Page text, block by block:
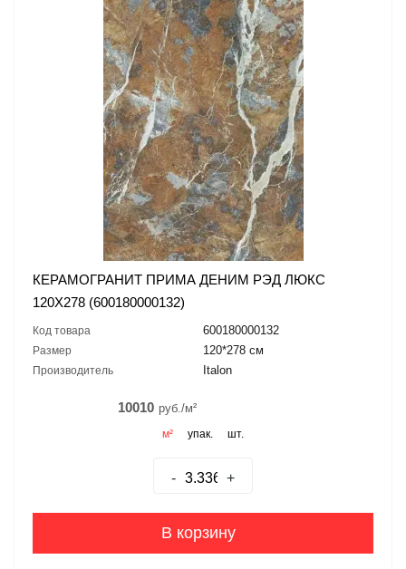
КЕРАМОГРАНИТ ПРИМА ДЕНИМ РЭД ЛЮКС
120X278 (600180000132)
Код товара 600180000132
Размер 120*278 см
Производитель Italon
10010 руб./м²
м² упак. шт.
- +
В корзину